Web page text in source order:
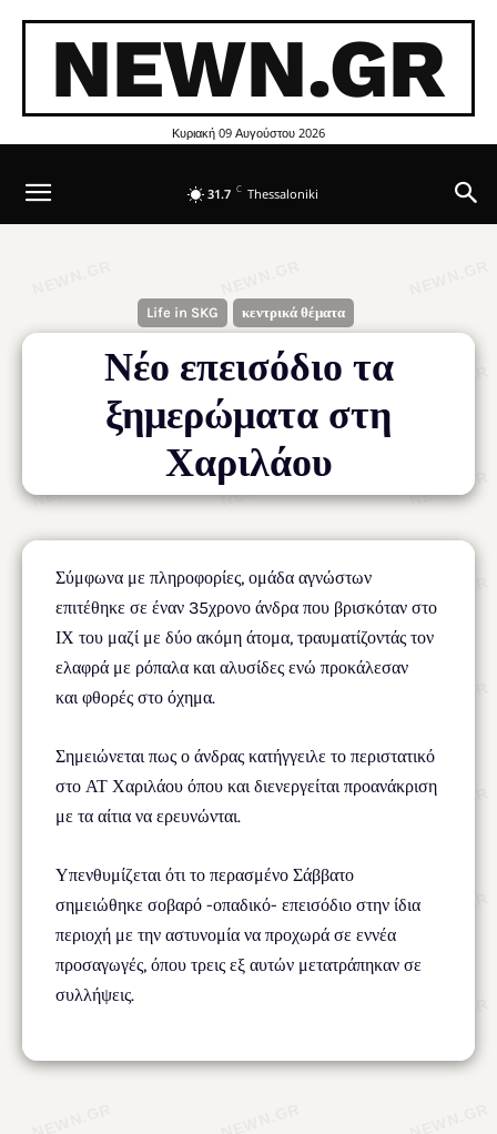
NEWN.GR
Κυριακή 09 Αυγούστου 2026
31.7 C Thessaloniki
Life in SKG κεντρικά θέματα
Νέο επεισόδιο τα
ξημερώματα στη
Χαριλάου
Σύμφωνα με πληροφορίες, ομάδα αγνώστων
επιτέθηκε σε έναν 35χρονο άνδρα που βρισκόταν στο
ΙΧ του μαζί με δύο ακόμη άτομα, τραυματίζοντάς τον
ελαφρά με ρόπαλα και αλυσίδες ενώ προκάλεσαν
και φθορές στο όχημα.
Σημειώνεται πως ο άνδρας κατήγγειλε το περιστατικό
στο ΑΤ Χαριλάου όπου και διενεργείται προανάκριση
με τα αίτια να ερευνώνται.
Υπενθυμίζεται ότι το περασμένο Σάββατο
σημειώθηκε σοβαρό -οπαδικό- επεισόδιο στην ίδια
περιοχή με την αστυνομία να προχωρά σε εννέα
προσαγωγές, όπου τρεις εξ αυτών μετατράπηκαν σε
συλλήψεις.